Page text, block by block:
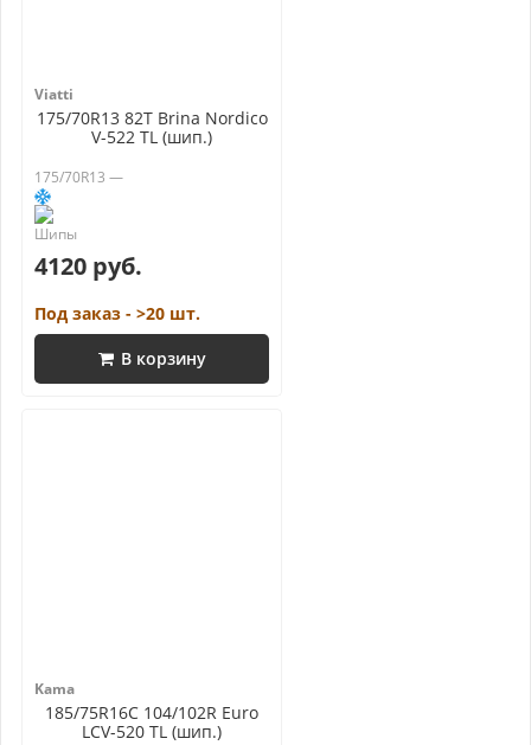
Viatti
175/70R13 82T Brina Nordico
V-522 TL (шип.)
175/70R13 —
4120 руб.
Под заказ - >20 шт.
В корзину
Kama
185/75R16C 104/102R Euro
LCV-520 TL (шип.)